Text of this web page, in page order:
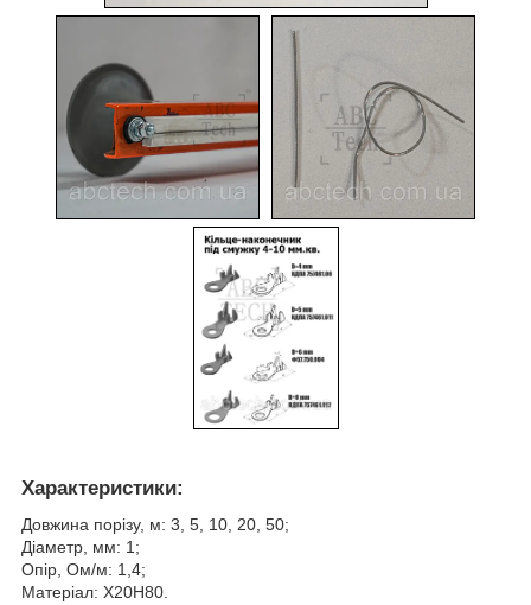
Характеристики:
Довжина порізу, м: 3, 5, 10, 20, 50;
Діаметр, мм: 1;
Опір, Ом/м: 1,4;
Матеріал: Х20Н80.